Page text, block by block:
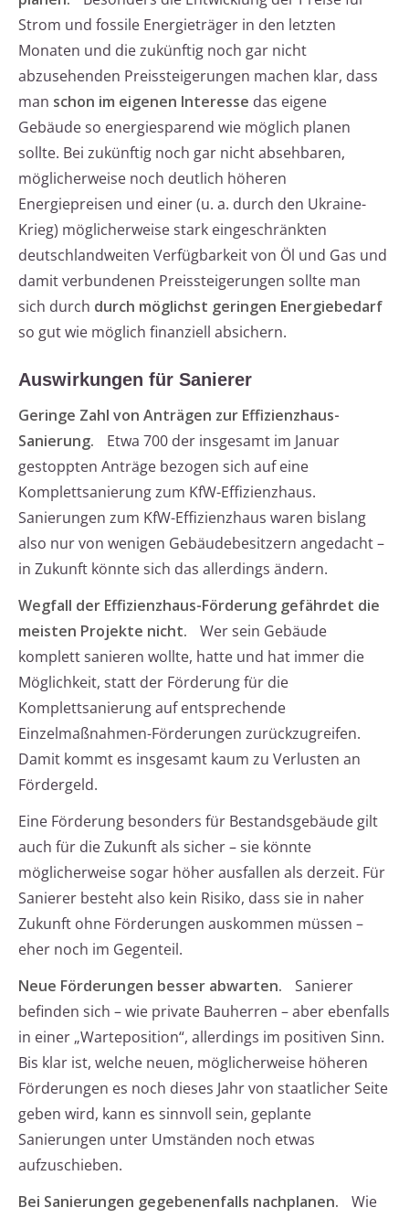
Strom und fossile Energieträger in den letzten
Monaten und die zukünftig noch gar nicht
abzusehenden Preissteigerungen machen klar, dass
man schon im eigenen Interesse das eigene
Gebäude so energiesparend wie möglich planen
sollte. Bei zukünftig noch gar nicht absehbaren,
möglicherweise noch deutlich höheren
Energiepreisen und einer (u. a. durch den Ukraine-
Krieg) möglicherweise stark eingeschränkten
deutschlandweiten Verfügbarkeit von Öl und Gas und
damit verbundenen Preissteigerungen sollte man
sich durch durch möglichst geringen Energiebedarf
so gut wie möglich finanziell absichern.
Auswirkungen für Sanierer
Geringe Zahl von Anträgen zur Effizienzhaus-
Sanierung.
Etwa 700 der insgesamt im Januar
gestoppten Anträge bezogen sich auf eine
Komplettsanierung zum KfW-Effizienzhaus.
Sanierungen zum KfW-Effizienzhaus waren bislang
also nur von wenigen Gebäudebesitzern angedacht –
in Zukunft könnte sich das allerdings ändern.
Wegfall der Effizienzhaus-Förderung gefährdet die
meisten Projekte nicht.
Wer sein Gebäude
komplett sanieren wollte, hatte und hat immer die
Möglichkeit, statt der Förderung für die
Komplettsanierung auf entsprechende
Einzelmaßnahmen-Förderungen zurückzugreifen.
Damit kommt es insgesamt kaum zu Verlusten an
Fördergeld.
Eine Förderung besonders für Bestandsgebäude gilt
auch für die Zukunft als sicher – sie könnte
möglicherweise sogar höher ausfallen als derzeit. Für
Sanierer besteht also kein Risiko, dass sie in naher
Zukunft ohne Förderungen auskommen müssen –
eher noch im Gegenteil.
Neue Förderungen besser abwarten.
Sanierer
befinden sich – wie private Bauherren – aber ebenfalls
in einer „Warteposition“, allerdings im positiven Sinn.
Bis klar ist, welche neuen, möglicherweise höheren
Förderungen es noch dieses Jahr von staatlicher Seite
geben wird, kann es sinnvoll sein, geplante
Sanierungen unter Umständen noch etwas
aufzuschieben.
Bei Sanierungen gegebenenfalls nachplanen.
Wie